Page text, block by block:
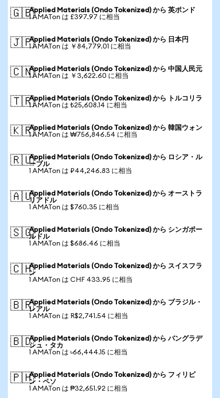
🇬🇧Applied Materials (Ondo Tokenized) から 英ポンド
1 AMATon は £397.97 に相当
🇯🇵Applied Materials (Ondo Tokenized) から 日本円
1 AMATon は ￥84,779.01 に相当
🇨🇳Applied Materials (Ondo Tokenized) から 中国人民元
1 AMATon は ￥3,622.60 に相当
🇹🇷Applied Materials (Ondo Tokenized) から トルコリラ
1 AMATon は ₺25,608.14 に相当
🇰🇷Applied Materials (Ondo Tokenized) から 韓国ウォン
1 AMATon は ₩756,846.54 に相当
🇷🇺Applied Materials (Ondo Tokenized) から ロシア・ル
ーブル
1 AMATon は ₽44,246.83 に相当
🇦🇺Applied Materials (Ondo Tokenized) から オーストラ
リアドル
1 AMATon は $760.35 に相当
🇸🇬Applied Materials (Ondo Tokenized) から シンガポー
ルドル
1 AMATon は $686.46 に相当
🇨🇭Applied Materials (Ondo Tokenized) から スイスフラ
ン
1 AMATon は CHF 433.95 に相当
🇧🇷Applied Materials (Ondo Tokenized) から ブラジル・
レアル
1 AMATon は R$2,741.54 に相当
🇧🇩Applied Materials (Ondo Tokenized) から バングラデ
シュ・タカ
1 AMATon は ৳66,444.15 に相当
🇵🇭Applied Materials (Ondo Tokenized) から フィリピ
ン・ペソ
1 AMATon は ₱32,651.92 に相当